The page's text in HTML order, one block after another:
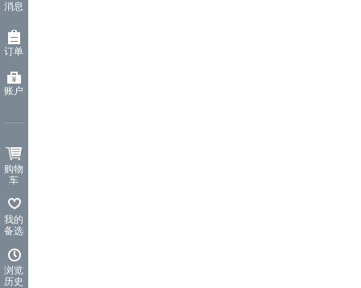
消息
订单
账户
购物
车
我的
备选
浏览
历史